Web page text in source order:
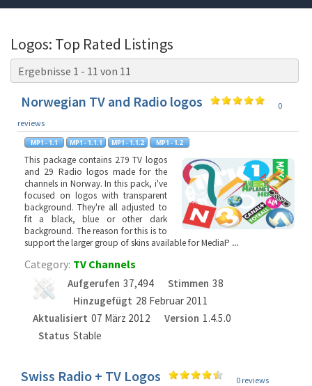
Logos: Top Rated Listings
Ergebnisse 1 - 11 von 11
Norwegian TV and Radio logos
0
reviews
This package contains 279 TV logos
and 29 Radio logos made for the
channels in Norway. In this pack, i've
focused on logos with transparent
background. They're all adjusted to
fit a black, blue or other dark
background. The reason for this is to
support the larger group of skins available for MediaP ...
Category: TV Channels
Aufgerufen 37,494 Stimmen 38
Hinzugefügt 28 Februar 2011
Aktualisiert 07 März 2012 Version 1.4.5.0
Status Stable
Swiss Radio + TV Logos 0 reviews